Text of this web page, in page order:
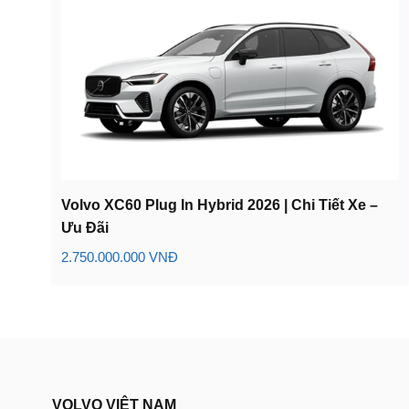
Volvo XC60 Plug In Hybrid 2026 | Chi Tiết Xe –
Ưu Đãi
2.750.000.000 VNĐ
VOLVO VIỆT NAM